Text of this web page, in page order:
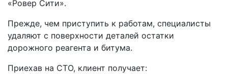
«Ровер Сити».
Прежде, чем приступить к работам, специалисты
удаляют с поверхности деталей остатки
дорожного реагента и битума.
Приехав на СТО, клиент получает: